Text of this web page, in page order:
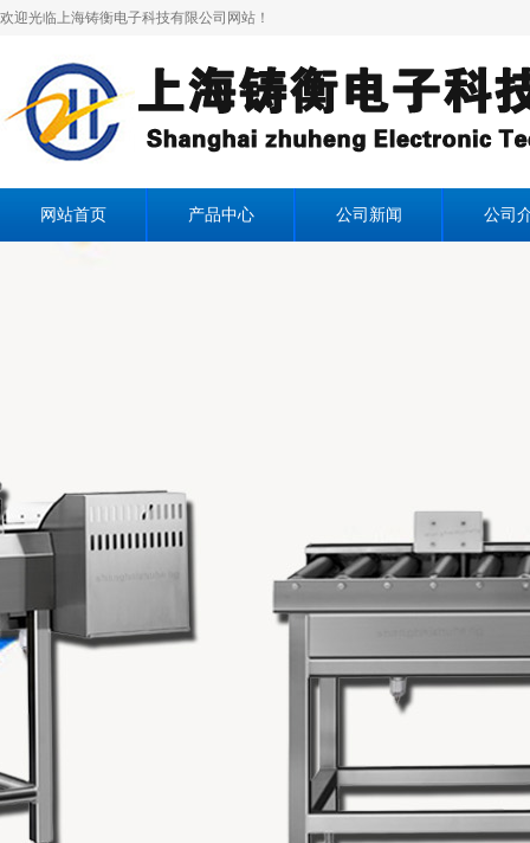
欢迎光临上海铸衡电子科技有限公司网站！
网站首页 产品中心 公司新闻 公司